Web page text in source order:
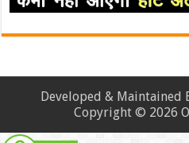
Developed & Maintained
Copyright © 2026